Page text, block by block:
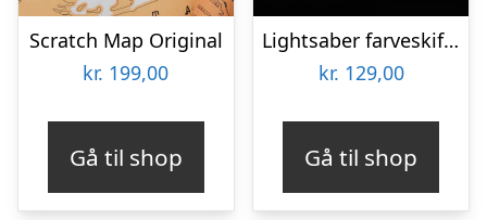
Scratch Map Original
kr. 199,00
Gå til shop
Lightsaber farveskiftende krus
kr. 129,00
Gå til shop